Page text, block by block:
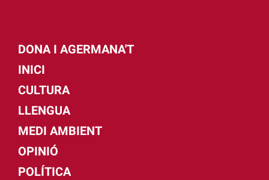
DONA I AGERMANA'T
INICI
CULTURA
LLENGUA
MEDI AMBIENT
OPINIÓ
POLÍTICA